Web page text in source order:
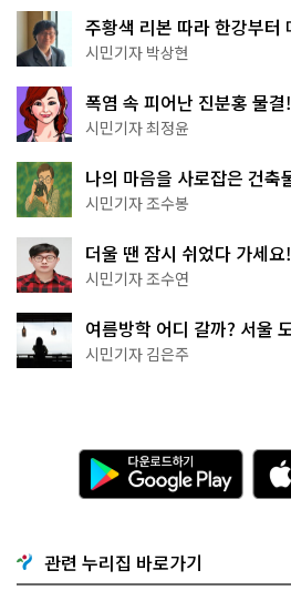
주황색 리본 따라 한강부
서울둘레길 15코스
시민기자 박상현
폭염 속 피어난 진분홍 물
무 명소
시민기자 최정윤
나의 마음을 사로잡은 건
상작 공개!
시민기자 조수봉
더울 땐 잠시 쉬었다 가세
·무더위쉼터까지
시민기자 조수연
여름방학 어디 갈까? 서울
추천
시민기자 김은주
다
운
로
기
G
o
관련 누리집 바로가기